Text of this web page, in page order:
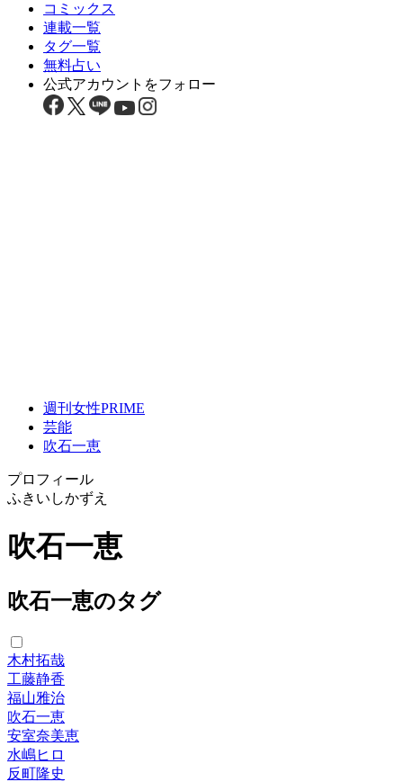
コミックス
連載一覧
タグ一覧
無料占い
公式アカウントをフォロー
週刊女性PRIME
芸能
吹石一恵
プロフィール
ふきいしかずえ
吹石一恵
吹石一恵のタグ
木村拓哉
工藤静香
福山雅治
吹石一恵
安室奈美恵
水嶋ヒロ
反町隆史